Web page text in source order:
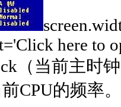
here to
（当前主时
CPU的频率。